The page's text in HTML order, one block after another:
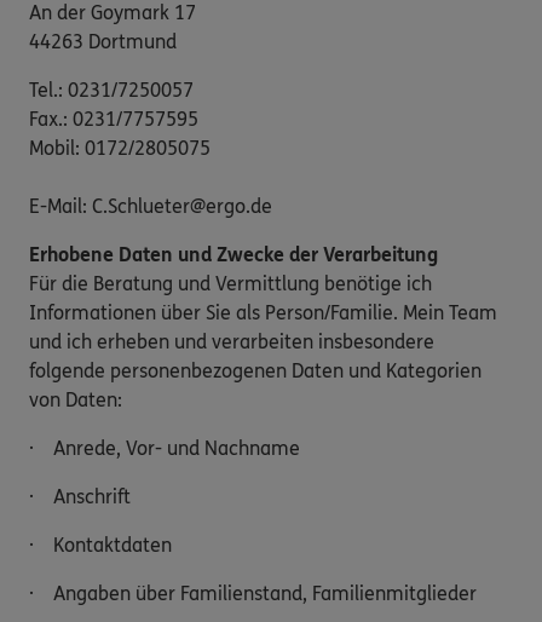
An der Goymark 17
44263 Dortmund
Tel.: 0231/7250057
Fax.: 0231/7757595
Mobil: 0172/2805075
E-Mail: C.Schlueter@ergo.de
Erhobene Daten und Zwecke der Verarbeitung
Für die Beratung und Vermittlung benötige ich
Informationen über Sie als Person/Familie. Mein Team
und ich erheben und verarbeiten insbesondere
folgende personenbezogenen Daten und Kategorien
von Daten:
· Anrede, Vor- und Nachname
· Anschrift
· Kontaktdaten
· Angaben über Familienstand, Familienmitglieder